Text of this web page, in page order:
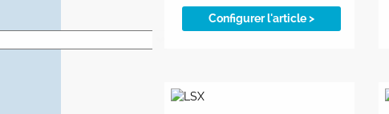
Configurer l'article >